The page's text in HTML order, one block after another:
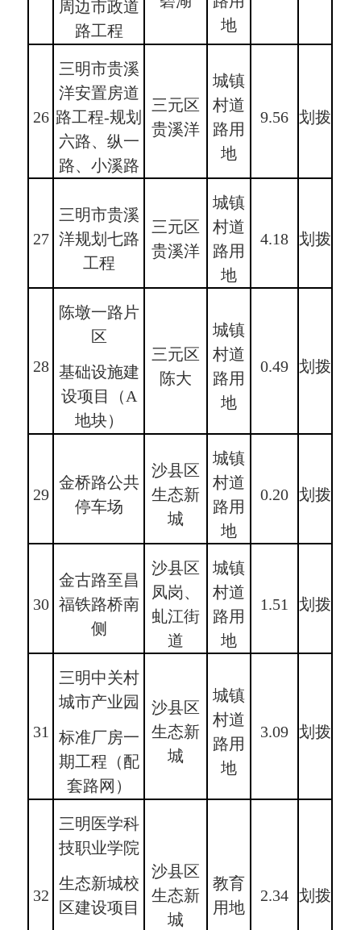
周边市政道
路工程
地
26
三明市贵溪
洋安置房道
路工程-规划
六路、纵一
路、小溪路
三元区
贵溪洋
城镇
村道
路用
地
9.56 划拨
27
三明市贵溪
洋规划七路
工程
三元区
贵溪洋
城镇
村道
路用
地
4.18 划拨
28
陈墩一路片
区
基础设施建
设项目（A
地块）
三元区
陈大
城镇
村道
路用
地
0.49 划拨
29
金桥路公共
停车场
沙县区
生态新
城
城镇
村道
路用
地
0.20 划拨
30
金古路至昌
福铁路桥南
侧
沙县区
凤岗、
虬江街
道
城镇
村道
路用
地
1.51 划拨
31
三明中关村
城市产业园
标准厂房一
期工程（配
套路网）
沙县区
生态新
城
城镇
村道
路用
地
3.09 划拨
32
三明医学科
技职业学院
生态新城校
区建设项目
沙县区
生态新
城
教育
用地
2.34 划拨